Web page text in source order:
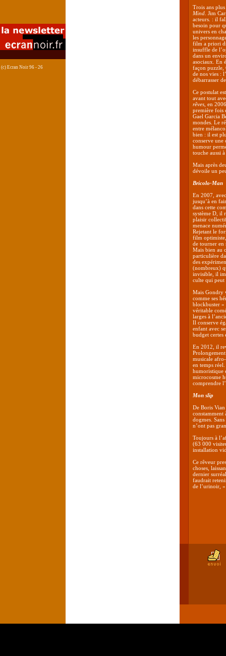
(c) Ecran Noir 96 - 26
Trois ans
Mind . Jim
acteurs. : il
besoin pour
univers en
les
film a priori
insuffle de
dans un
asociaux. En
façon puzzle,
de nos vies :
débarrasser
Ce postulat
avant tout
rêves , en
première fois
Gael Garcia
mondes. Le
entre
bien : il est
conserve une
humour
touche aussi
Mais après
dévoile un
Bricolo-Man
En 2007,
jusqu’à en
dans cette
système D, il
plaisir
menace
Rejetant le
film
de tourner en
Mais bien au
particulière
des
(nombreux)
invisible, il
culte qui peut
Mais Gondry
comme ses
blockbuster
véritable
larges à
Il conserve
enfant avec
budget certes
En 2012, il
musicale
en temps
humoristique
microcosme
comprendre
Mon slip
De Boris
constamment
dogmes.
n’ont pas
Toujours à
(63 000
installation
Ce rêveur
choses,
dernier
faudrait
de l’urinoir,